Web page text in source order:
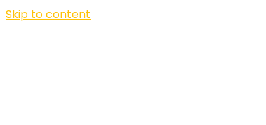
Skip to content